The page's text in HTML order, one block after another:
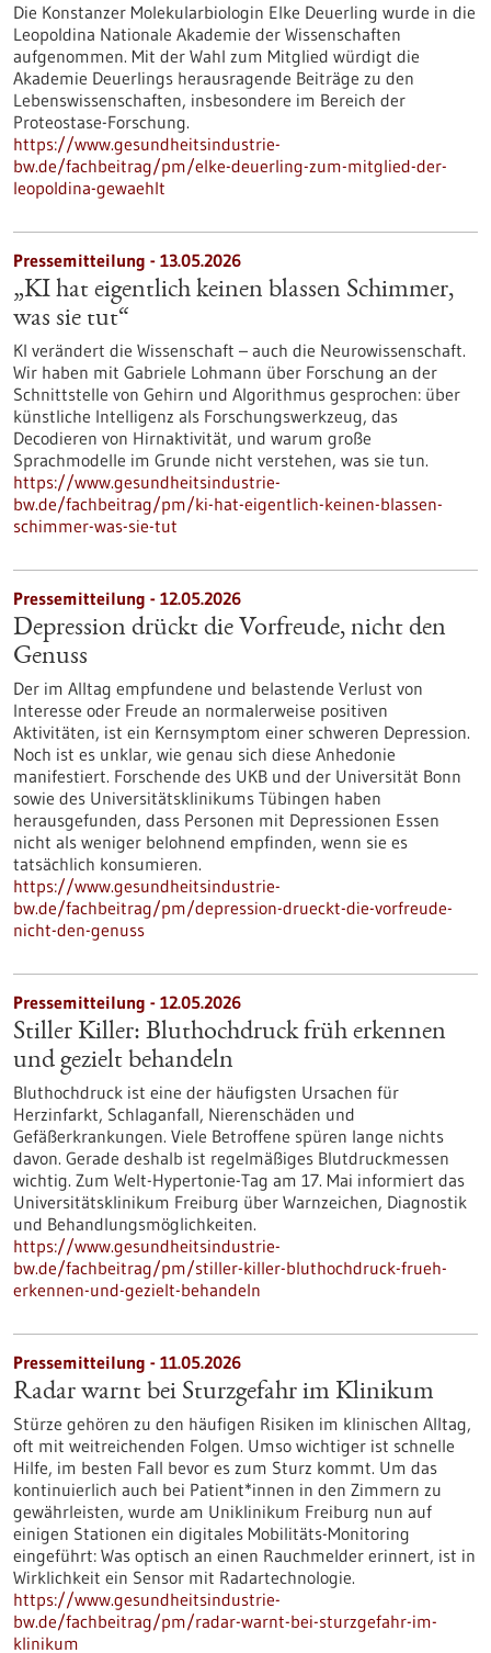
Die Konstanzer Molekularbiologin Elke Deuerling wurde in die
Leopoldina Nationale Akademie der Wissenschaften
aufgenommen. Mit der Wahl zum Mitglied würdigt die
Akademie Deuerlings herausragende Beiträge zu den
Lebenswissenschaften, insbesondere im Bereich der
Proteostase-Forschung.
https://www.gesundheitsindustrie-
bw.de/fachbeitrag/pm/elke-deuerling-zum-mitglied-der-
leopoldina-gewaehlt
Pressemitteilung - 13.05.2026
„KI hat eigentlich keinen blassen Schimmer,
was sie tut“
KI verändert die Wissenschaft – auch die Neurowissenschaft.
Wir haben mit Gabriele Lohmann über Forschung an der
Schnittstelle von Gehirn und Algorithmus gesprochen: über
künstliche Intelligenz als Forschungswerkzeug, das
Decodieren von Hirnaktivität, und warum große
Sprachmodelle im Grunde nicht verstehen, was sie tun.
https://www.gesundheitsindustrie-
bw.de/fachbeitrag/pm/ki-hat-eigentlich-keinen-blassen-
schimmer-was-sie-tut
Pressemitteilung - 12.05.2026
Depression drückt die Vorfreude, nicht den
Genuss
Der im Alltag empfundene und belastende Verlust von
Interesse oder Freude an normalerweise positiven
Aktivitäten, ist ein Kernsymptom einer schweren Depression.
Noch ist es unklar, wie genau sich diese Anhedonie
manifestiert. Forschende des UKB und der Universität Bonn
sowie des Universitätsklinikums Tübingen haben
herausgefunden, dass Personen mit Depressionen Essen
nicht als weniger belohnend empfinden, wenn sie es
tatsächlich konsumieren.
https://www.gesundheitsindustrie-
bw.de/fachbeitrag/pm/depression-drueckt-die-vorfreude-
nicht-den-genuss
Pressemitteilung - 12.05.2026
Stiller Killer: Bluthochdruck früh erkennen
und gezielt behandeln
Bluthochdruck ist eine der häufigsten Ursachen für
Herzinfarkt, Schlaganfall, Nierenschäden und
Gefäßerkrankungen. Viele Betroffene spüren lange nichts
davon. Gerade deshalb ist regelmäßiges Blutdruckmessen
wichtig. Zum Welt-Hypertonie-Tag am 17. Mai informiert das
Universitätsklinikum Freiburg über Warnzeichen, Diagnostik
und Behandlungsmöglichkeiten.
https://www.gesundheitsindustrie-
bw.de/fachbeitrag/pm/stiller-killer-bluthochdruck-frueh-
erkennen-und-gezielt-behandeln
Pressemitteilung - 11.05.2026
Radar warnt bei Sturzgefahr im Klinikum
Stürze gehören zu den häufigen Risiken im klinischen Alltag,
oft mit weitreichenden Folgen. Umso wichtiger ist schnelle
Hilfe, im besten Fall bevor es zum Sturz kommt. Um das
kontinuierlich auch bei Patient*innen in den Zimmern zu
gewährleisten, wurde am Uniklinikum Freiburg nun auf
einigen Stationen ein digitales Mobilitäts-Monitoring
eingeführt: Was optisch an einen Rauchmelder erinnert, ist in
Wirklichkeit ein Sensor mit Radartechnologie.
https://www.gesundheitsindustrie-
bw.de/fachbeitrag/pm/radar-warnt-bei-sturzgefahr-im-
klinikum